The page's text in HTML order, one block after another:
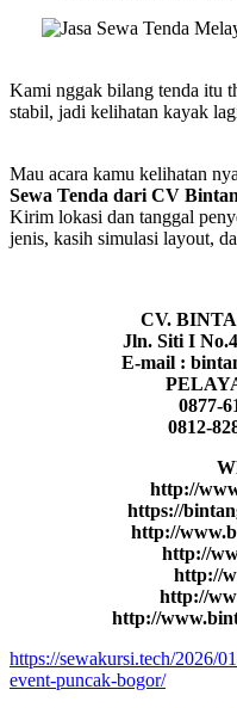
Kami nggak bilang tenda itu
stabil, jadi kelihatan kayak
Mau acara kamu kelihatan
Sewa Tenda dari CV
Kirim lokasi dan tanggal
jenis, kasih simulasi layout,
CV.
Jln. Siti I
E-mail :
0877-
0812-
http://
https://
http://
http://
http://
http://
http://
https://sewakursi.tech/2026/
event-puncak-bogor/